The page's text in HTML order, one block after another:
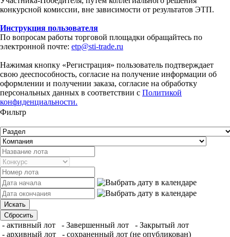
конкурсной комиссии, вне зависимости от результатов ЭТП.
Инструкция пользователя
По вопросам работы торговой площадки обращайтесь по
электронной почте: etp@sti-trade.ru
Нажимая кнопку «Регистрация» пользователь подтверждает
свою дееспособность, согласие на получение информации об
оформлении и получении заказа, согласие на обработку
персональных данных в соответствии с Политикой
конфиденциальности.
Фильтр
- активный лот - Завершенный лот
- Закрытый лот
- архивный лот
- сохраненный лот (не опубликован)